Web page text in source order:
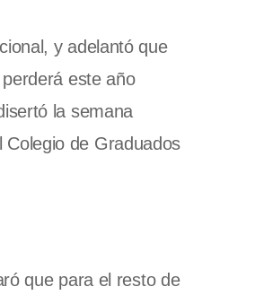
y adelantó que
este año
la semana
Colegio de Graduados
que para el resto de